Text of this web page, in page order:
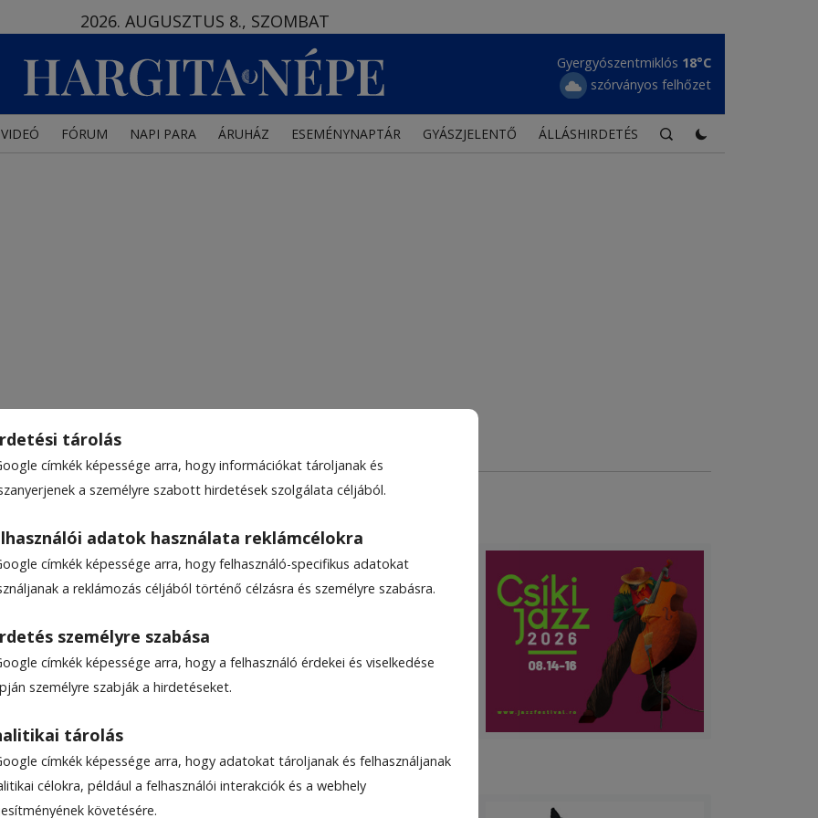
tárolás
címkék képessége arra, hogy információkat tároljanak és
a személyre szabott hirdetések szolgálata céljából.
adatok használata reklámcélokra
címkék képessége arra, hogy felhasználó-specifikus adatokat
a reklámozás céljából történő célzásra és személyre szabásra.
személyre szabása
címkék képessége arra, hogy a felhasználó érdekei és viselkedése
személyre szabják a hirdetéseket.
tárolás
címkék képessége arra, hogy adatokat tároljanak és felhasználjanak
célokra, például a felhasználói interakciók és a webhely
követésére.
2026. AUGUSZTUS 8., SZOMBAT
Gyergyószentmiklós 18°C
szórványos felhőzet
VIDEÓ FÓRUM NAPI PARA ÁRUHÁZ ESEMÉNYNAPTÁR GYÁSZJELENTŐ ÁLLÁSHIRDETÉS
Csaba adventi